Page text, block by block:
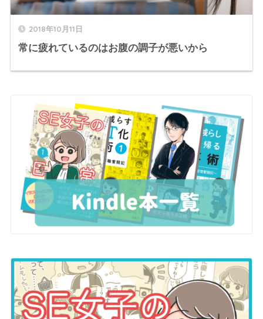
2018年10月11日
常に疲れているのはお腹の調子が悪いから